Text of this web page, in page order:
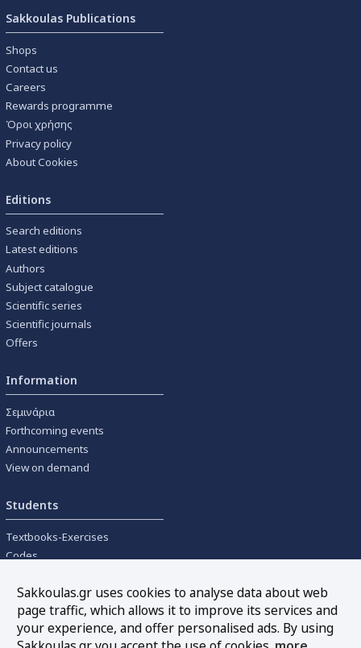
Sakkoulas Publications
Shops
Contact us
Careers
Rewards programme
Όροι χρήσης
Privacy policy
About Cookies
Editions
Search editions
Latest editions
Authors
Subject catalogue
Scientific series
Scientific journals
Offers
Information
Σεμινάρια
Forthcoming events
Announcements
View on demand
Students
Textbooks-Exercises
Codes
Tools
Online interest calculation
Sakkoulas.gr uses cookies to analyse data about web
page traffic, which allows it to improve its services and
your experience, and offer personalised ads. By using